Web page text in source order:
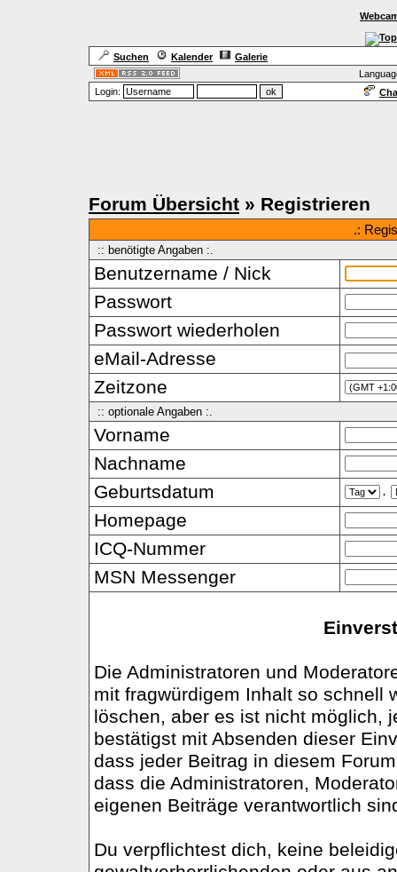
Suchen Kalender
Galerie
Login:
Forum Übersicht » Registrieren
.:
:: benötigte Angaben :.
Benutzername / Nick
Passwort
Passwort wiederholen
eMail-Adresse
Zeitzone
:: optionale Angaben :.
Vorname
Nachname
Geburtsdatum
.
Homepage
ICQ-Nummer
MSN Messenger
Die Administratoren und
mit fragwürdigem Inhalt so schnell
löschen, aber es ist nicht möglich,
bestätigst mit Absenden dieser
dass jeder Beitrag in diesem
dass die Administratoren,
eigenen Beiträge verantwortlich
Du verpflichtest dich, keine